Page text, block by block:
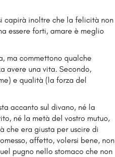
capirà inoltre che la felicità non
essere forti, amare è meglio
ma commettono qualche
avere una vita. Secondo,
e qualità (la forza del
accanto sul divano, né la
né la metà del vostro mutuo,
che era giusta per uscire di
affetto, volersi bene, non
pugno nello stomaco che non